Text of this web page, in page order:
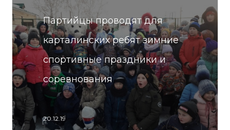
Партийцы проводят для
карталинских ребят зимние
спортивные праздники и
соревнования
20.12.19